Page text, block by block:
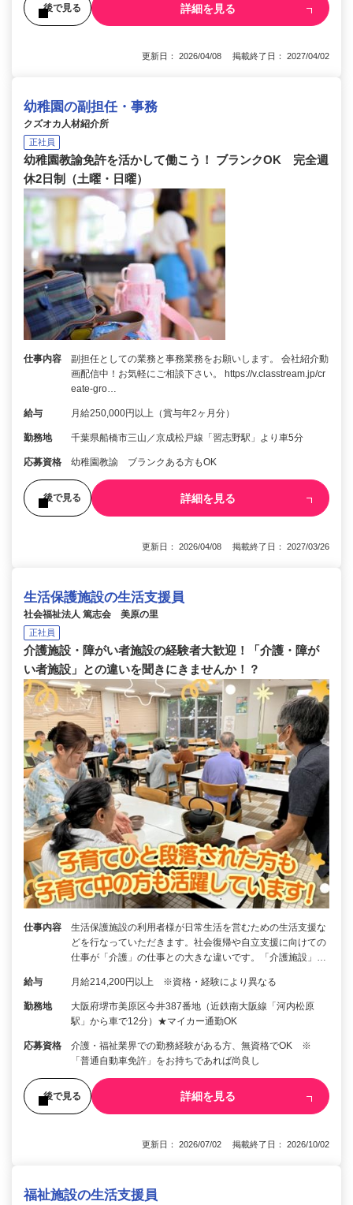
後で見る 詳細を見る
更新日： 2026/04/08 掲載終了日： 2027/04/02
幼稚園の副担任・事務
クズオカ人材紹介所
正社員
幼稚園教諭免許を活かして働こう！ ブランクOK 完全週
休2日制（土曜・日曜）
仕事内容
副担任としての業務と事務業務をお願いします。 会社紹介動
画配信中！お気軽にご相談下さい。 https://v.classtream.jp/cr
eate-gro…
給与 月給250,000円以上（賞与年2ヶ月分）
勤務地 千葉県船橋市三山／京成松戸線「習志野駅」より車5分
応募資格 幼稚園教諭 ブランクある方もOK
後で見る 詳細を見る
更新日： 2026/04/08 掲載終了日： 2027/03/26
生活保護施設の生活支援員
社会福祉法人 篤志会 美原の里
正社員
介護施設・障がい者施設の経験者大歓迎！「介護・障が
い者施設」との違いを聞きにきませんか！？
仕事内容
生活保護施設の利用者様が日常生活を営むための生活支援な
どを行なっていただきます。社会復帰や自立支援に向けての
仕事が「介護」の仕事との大きな違いです。「介護施設」…
給与 月給214,200円以上 ※資格・経験により異なる
勤務地
大阪府堺市美原区今井387番地（近鉄南大阪線「河内松原
駅」から車で12分）★マイカー通勤OK
応募資格
介護・福祉業界での勤務経験がある方、無資格でOK ※
「普通自動車免許」をお持ちであれば尚良し
後で見る 詳細を見る
更新日： 2026/07/02 掲載終了日： 2026/10/02
福祉施設の生活支援員